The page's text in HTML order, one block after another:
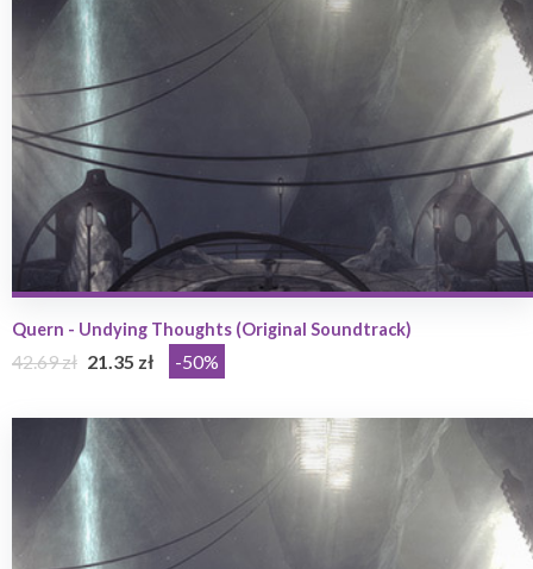
Quern - Undying Thoughts (Original Soundtrack)
42.69 zł 21.35 zł -50%